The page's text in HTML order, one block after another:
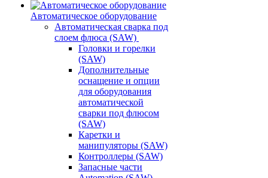
Автоматическое оборудование
Автоматическая сварка под
слоем флюса (SAW)
Головки и горелки
(SAW)
Дополнительные
оснащение и опции
для оборудования
автоматической
сварки под флюсом
(SAW)
Каретки и
манипуляторы (SAW)
Контроллеры (SAW)
Запасные части